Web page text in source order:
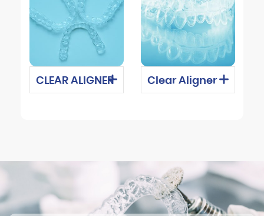
CLEAR ALIGNER Clear Aligner